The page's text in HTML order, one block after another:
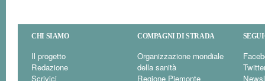
CHI SIAMO
Il progetto
Redazione
Scrivici
COMPAGNI DI STRADA
Organizzazione mondiale
della sanità
Regione Piemonte